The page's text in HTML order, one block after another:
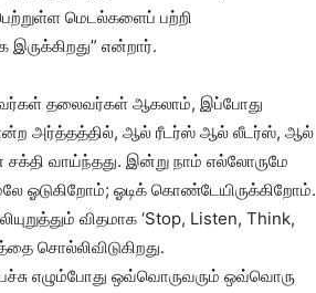
மெடல்களைப் பற்றி
என்றார்.
தலைவர்கள் ஆகலாம், இப்போது
அர்த்தத்தில், ஆல் ரீடர்ஸ் ஆல் லீடர்ஸ், ஆல்
வாய்ந்தது. இன்று நாம் எல்லோருமே
ஓடுகிறோம்; ஓடிக் கொண்டேயிருக்கிறோம்.
விதமாக ‘Stop, Listen, Think,
சொல்லிவிடுகிறது.
எழும்போது ஒவ்வொருவரும் ஒவ்வொரு